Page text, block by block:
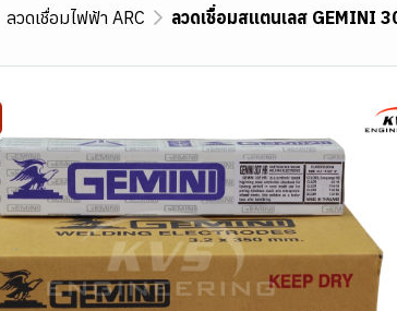
ลวดเชื่อมไฟฟ้า ARC ลวดเชื่อมสแตนเลส GEMINI